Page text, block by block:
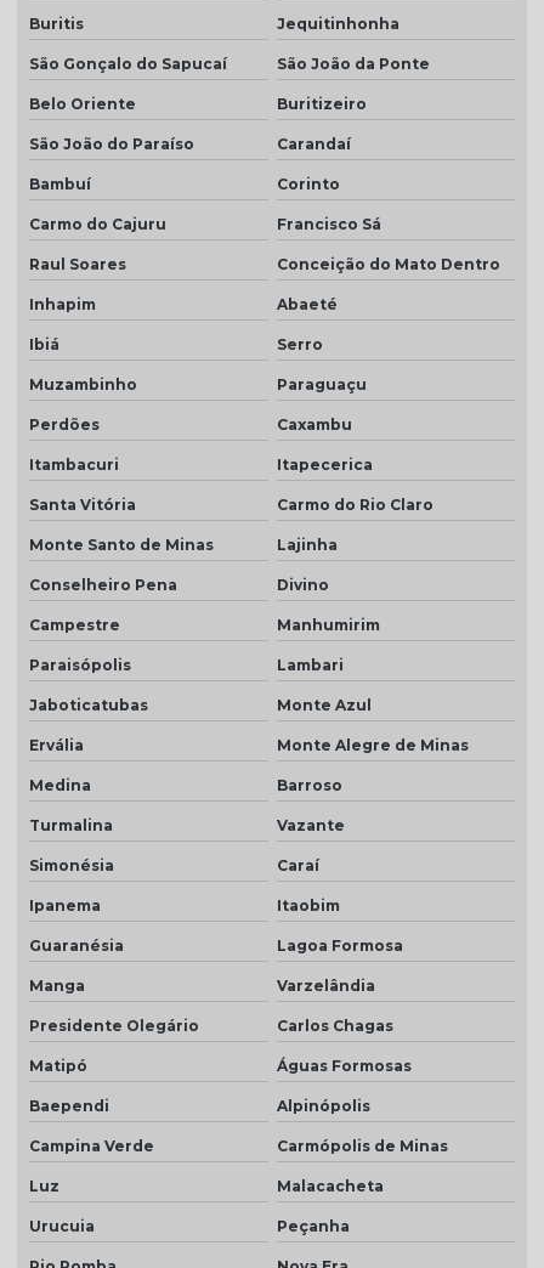
Buritis Jequitinhonha
São Gonçalo do Sapucaí São João da Ponte
Belo Oriente Buritizeiro
São João do Paraíso Carandaí
Bambuí Corinto
Carmo do Cajuru Francisco Sá
Raul Soares Conceição do Mato Dentro
Inhapim Abaeté
Ibiá Serro
Muzambinho Paraguaçu
Perdões Caxambu
Itambacuri Itapecerica
Santa Vitória Carmo do Rio Claro
Monte Santo de Minas Lajinha
Conselheiro Pena Divino
Campestre Manhumirim
Paraisópolis Lambari
Jaboticatubas Monte Azul
Ervália Monte Alegre de Minas
Medina Barroso
Turmalina Vazante
Simonésia Caraí
Ipanema Itaobim
Guaranésia Lagoa Formosa
Manga Varzelândia
Presidente Olegário Carlos Chagas
Matipó Águas Formosas
Baependi Alpinópolis
Campina Verde Carmópolis de Minas
Luz Malacacheta
Urucuia Peçanha